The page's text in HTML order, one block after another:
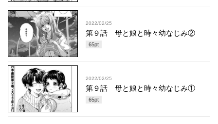
2022/02/25
第９話 母と娘と時々幼なじみ②
65pt
2022/02/25
第９話 母と娘と時々幼なじみ①
65pt